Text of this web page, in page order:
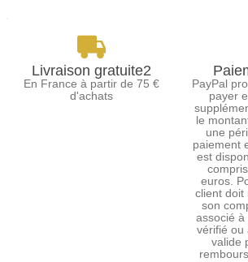
Livraison gratuite2
En France à partir de 75 €
d'achats
PayPal
payer
le
une
paiement
est
euros.
client doit
son
associé à
vérifié ou
valide